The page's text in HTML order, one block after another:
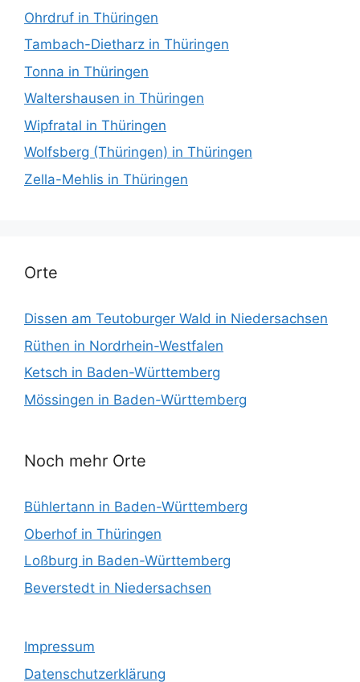
Ohrdruf in Thüringen
Tambach-Dietharz in Thüringen
Tonna in Thüringen
Waltershausen in Thüringen
Wipfratal in Thüringen
Wolfsberg (Thüringen) in Thüringen
Zella-Mehlis in Thüringen
Orte
Dissen am Teutoburger Wald in Niedersachsen
Rüthen in Nordrhein-Westfalen
Ketsch in Baden-Württemberg
Mössingen in Baden-Württemberg
Noch mehr Orte
Bühlertann in Baden-Württemberg
Oberhof in Thüringen
Loßburg in Baden-Württemberg
Beverstedt in Niedersachsen
Impressum
Datenschutzerklärung